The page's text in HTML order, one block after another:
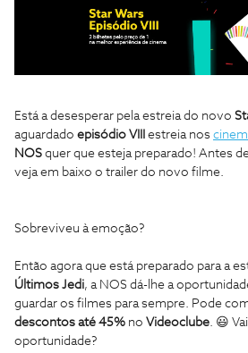
Está a desesperar pela estreia do novo
aguardado episódio VIII estreia nos
NOS quer que esteja preparado! Antes
veja em baixo o trailer do novo filme.
Sobreviveu à emoção?
Então agora que está preparado para a
Últimos Jedi, a NOS dá-lhe a
guardar os filmes para sempre. Pode
descontos até 45% no Videoclube . 😃
oportunidade?